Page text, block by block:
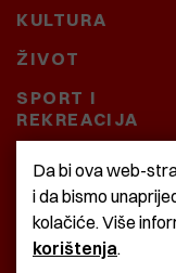
KULTURA
ŽIVOT
SPORT I
REKREACIJA
BAŠTARDINI I
KRASNA
Da bi ova web-
i da bismo
kolačiće. Više
korištenja.